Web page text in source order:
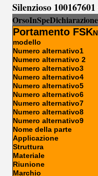
Silenzioso
OrsoInSpe
Portamento FSK
modello
Numero alternativo1
Numero alternativo 2
Numero alternativo3
Numero alternativo4
Numero alternativo5
Numero alternativo6
Numero alternativo7
Numero alternativo8
Numero alternativo9
Nome della parte
Applicazione
Struttura
Materiale
Riunione
Marchio